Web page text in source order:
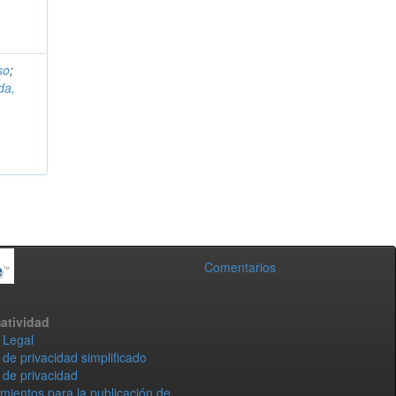
;
Comentarios
privacidad simplificado
privacidad
para la publicación de